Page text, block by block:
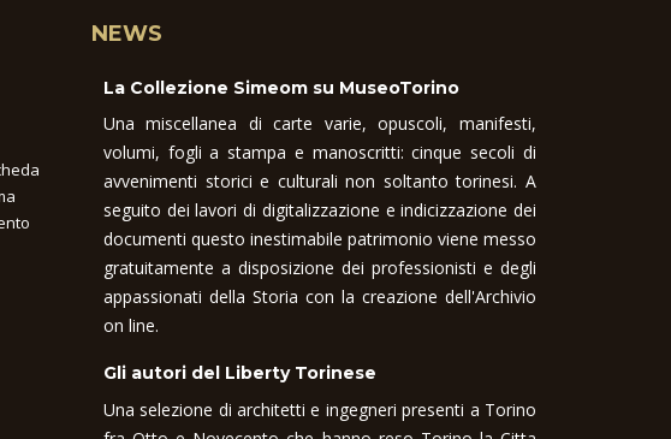
NEWS
La Collezione Simeom su MuseoTorino
Una miscellanea di carte varie, opuscoli, manifesti,
volumi, fogli a stampa e manoscritti: cinque secoli di
avvenimenti storici e culturali non soltanto torinesi. A
seguito dei lavori di digitalizzazione e indicizzazione dei
documenti questo inestimabile patrimonio viene messo
gratuitamente a disposizione dei professionisti e degli
appassionati della Storia con la creazione dell'Archivio
on line.
Gli autori del Liberty Torinese
Una selezione di architetti e ingegneri presenti a Torino